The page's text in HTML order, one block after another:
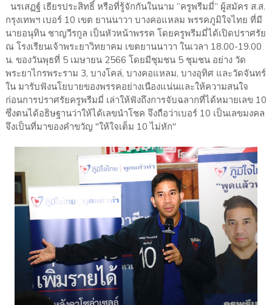
นรเสฏฐ์ เธียรประสิทธิ์ หรือที่รู้จักกันในนาม “ครูพรีมมี่” ผู้สมัคร ส.ส.
กรุงเทพฯ เบอร์ 10 เขต ยานนาวา บางคอแหลม พรรคภูมิใจไทย ที่มี
นายอนุทิน ชาญวีรกูล เป็นหัวหน้าพรรค โดยครูพรีมมี่ได้เปิดปราศรัย
ณ โรงเรียนเจ้าพระยาวิทยาคม เขตยานนาวา ในเวลา 18.00-19.00
น. ของวันพุธที่ 5 เมษายน 2566 โดยมีชุมชน 5 ชุมชน อย่าง วัด
พระยาไกรพระราม 3, บางโคล่, บางคอแหลม, บางอุทิศ และวัดจันทร์
ใน มารับฟังนโยบายของพรรคอย่างเนืองแน่นและให้ความสนใจ
ก่อนการปราศรัยครูพรีมมี่ เล่าให้ฟังถึงการจับฉลากที่ได้หมายเลข 10
ซึ่งตนได้อธิษฐานว่าให้ได้เลขนำโชค จึงถือว่าเบอร์ 10 เป็นเลขมงคล
จึงเป็นที่มาของคำขวัญ "ให้ใจเต็ม 10 ไม่หัก"